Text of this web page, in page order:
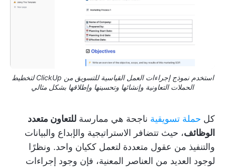
استخدم نموذج إجراءات العمل القياسية للتسويق من ClickUp لتخطيط
الحملات التعاونية وإنشائها وتحسينها وإطلاقها بشكل مثالي
كل حملة تسويقية ناجحة هي ممارسة للتعاون متعدد
الوظائف، حيث تتضافر الاستراتيجية والإبداع والبيانات
والتنفيذ من عقول متعددة لتعمل ككيان واحد. ونظرًا
لوجود العديد من العناصر المعنية، فإن وجود إجراءات